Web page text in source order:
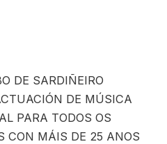
DE SARDIÑEIRO
DE MÚSICA
PARA TODOS OS
CON MÁIS DE 25 ANOS